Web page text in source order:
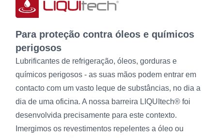
Para proteção contra óleos e químicos
perigosos
Lubrificantes de refrigeração, óleos, gorduras e
químicos perigosos - as suas mãos podem entrar em
contacto com um vasto leque de substâncias, no dia a
dia de uma oficina. A nossa barreira LIQUItech® foi
desenvolvida precisamente para este contexto.
Imergimos os revestimentos repelentes a óleo ou